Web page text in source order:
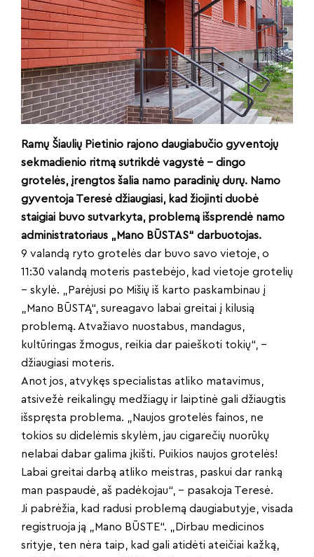
Ramų Šiaulių Pietinio rajono daugiabučio gyventojų
sekmadienio ritmą sutrikdė vagystė – dingo
grotelės, įrengtos šalia namo paradinių durų. Namo
gyventoja Teresė džiaugiasi, kad žiojinti duobė
staigiai buvo sutvarkyta, problemą išsprendė namo
administratoriaus „Mano BŪSTAS“ darbuotojas.
9 valandą ryto grotelės dar buvo savo vietoje, o
11:30 valandą moteris pastebėjo, kad vietoje grotelių
– skylė. „Parėjusi po Mišių iš karto paskambinau į
„Mano BŪSTĄ“, sureagavo labai greitai į kilusią
problemą. Atvažiavo nuostabus, mandagus,
kultūringas žmogus, reikia dar paieškoti tokių“, –
džiaugiasi moteris.
Anot jos, atvykęs specialistas atliko matavimus,
atsivežė reikalingų medžiagų ir laiptinė gali džiaugtis
išspręsta problema. „Naujos grotelės fainos, ne
tokios su didelėmis skylėm, jau cigarečių nuorūkų
nelabai dabar galima įkišti. Puikios naujos grotelės!
Labai greitai darbą atliko meistras, paskui dar ranką
man paspaudė, aš padėkojau“, – pasakoja Teresė.
Ji pabrėžia, kad radusi problemą daugiabutyje, visada
registruoja ją „Mano BŪSTE“. „Dirbau medicinos
srityje, ten nėra taip, kad gali atidėti ateičiai kažką,